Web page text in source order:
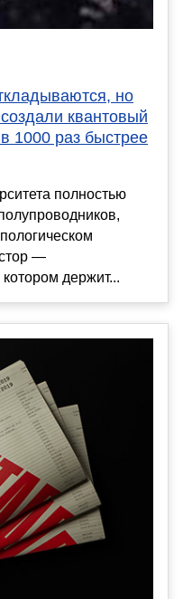
но
квантовый
1000 раз быстрее
полностью
—
держит...